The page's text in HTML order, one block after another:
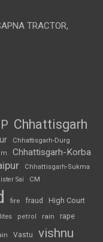
TRACTOR,
Chhattisgarh
Chhattisgarh-Durg
Chhattisgarh-Korba
Chhattisgarh-Sukma
Sai CM
fire fraud High Court
petrol rain rape
Vastu vishnu